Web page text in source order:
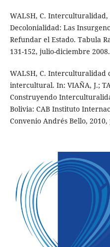
WALSH, C.
Decolonialidad: Las
Refundar el Estado. Tabula
131-152, julio-diciembre 2008.
WALSH, C. Interculturalidad
intercultural. In: VIAÑA, J.;
Construyendo
Bolivia: CAB Instituto
Convenio Andrés Bello, 2010,